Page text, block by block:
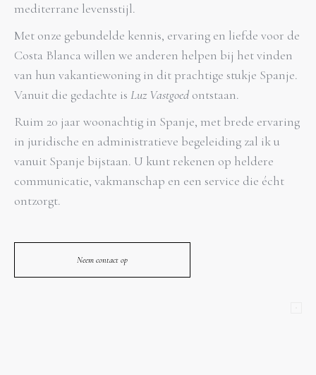
mediterrane levensstijl.
Met onze gebundelde kennis, ervaring en liefde voor de
Costa Blanca willen we anderen helpen bij het vinden
van hun vakantiewoning in dit prachtige stukje Spanje.
Vanuit die gedachte is Luz Vastgoed ontstaan.
Ruim 20 jaar woonachtig in Spanje, met brede ervaring
in juridische en administratieve begeleiding zal ik u
vanuit Spanje bijstaan. U kunt rekenen op heldere
communicatie, vakmanschap en een service die écht
ontzorgt.
Neem contact op